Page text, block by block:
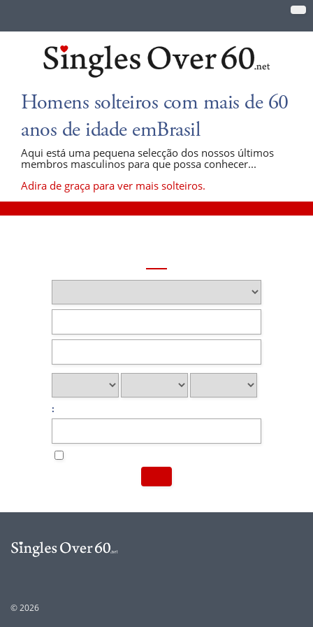
Homens solteiros com mais de 60
anos de idade emBrasil
Aqui está uma pequena selecção dos nossos últimos
membros masculinos para que possa conhecer...
Adira de graça para ver mais solteiros.
:
© 2026